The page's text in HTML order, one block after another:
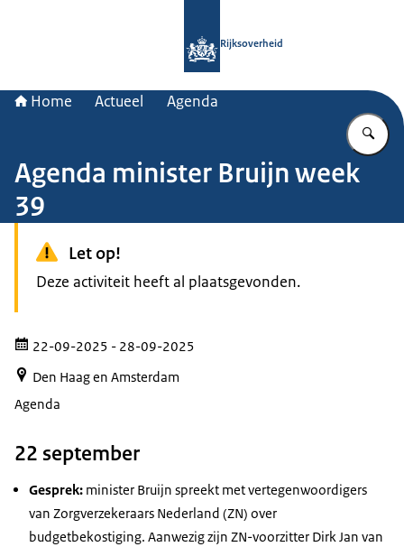
Rijksoverheid
Home Actueel Agenda
Agenda minister Bruijn week
39
Let op!
Deze activiteit heeft al plaatsgevonden.
22-09-2025 - 28-09-2025
Den Haag en Amsterdam
Agenda
22 september
Gesprek: minister Bruijn spreekt met vertegenwoordigers
van Zorgverzekeraars Nederland (ZN) over
budgetbekostiging. Aanwezig zijn ZN-voorzitter Dirk Jan van